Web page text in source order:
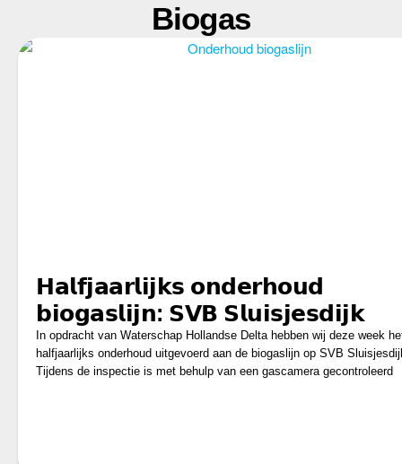
Biogas
𝗛𝗮𝗹𝗳𝗷𝗮𝗮𝗿𝗹𝗶𝗷𝗸𝘀 𝗼𝗻𝗱𝗲𝗿𝗵𝗼𝘂𝗱
𝗯𝗶𝗼𝗴𝗮𝘀𝗹𝗶𝗷𝗻: 𝗦𝗩𝗕 𝗦𝗹𝘂𝗶𝘀𝗷𝗲𝘀𝗱𝗶𝗷𝗸
In opdracht van Waterschap Hollandse Delta hebben wij deze week
halfjaarlijks onderhoud uitgevoerd aan de biogaslijn op SVB
Tijdens de inspectie is met behulp van een gascamera gecontroleerd